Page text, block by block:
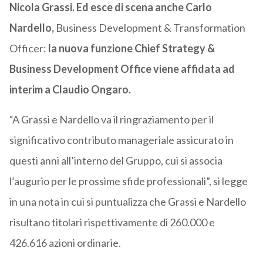
Nicola Grassi. Ed esce di scena ancheCarlo
Nardello,Business Development & Transformation
Officer: la nuova funzione Chief Strategy &
Business Development Office viene affidata ad
interim a Claudio Ongaro.
“A Grassi e Nardello va il ringraziamento per il
significativo contributo manageriale assicurato in
questi anni all’interno del Gruppo, cui si associa
l’augurio per le prossime sfide professionali”, si legge
in una nota in cui si puntualizza che Grassi e Nardello
risultano titolari rispettivamente di 260.000 e
426.616 azioni ordinarie.